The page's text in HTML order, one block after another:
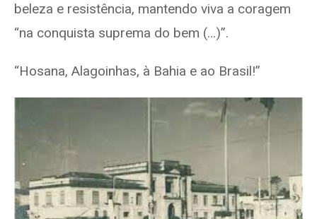
beleza e resistência, mantendo viva a coragem
“na conquista suprema do bem (…)”.
“Hosana, Alagoinhas, à Bahia e ao Brasil!”